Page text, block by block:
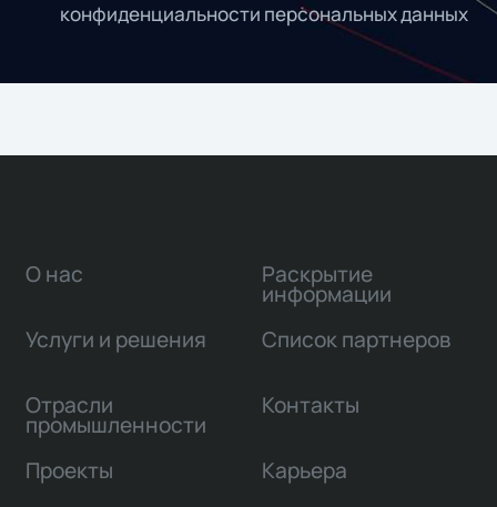
конфиденциальности персональных данных
О нас
Услуги и решения
Отрасли
промышленности
Проекты
Раскрытие
информации
Список партнеров
Контакты
Карьера